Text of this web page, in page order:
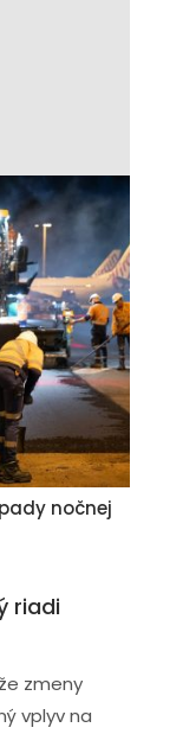
vplyv na
Ak
prirodzený
prejaví?
s
so svetlom
a
nočnej
riadi
zmeny
vplyv na